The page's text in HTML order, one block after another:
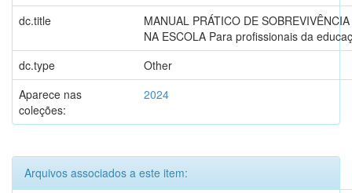
dc.title
MANUAL PRÁTICO DE
NA ESCOLA Para profissionais da
dc.type
Other
Aparece nas
coleções:
2024
Arquivos associados a este item: